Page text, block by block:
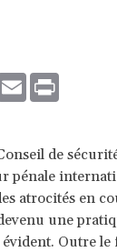
Email
de
pénale
atrocités en
une
Outre le